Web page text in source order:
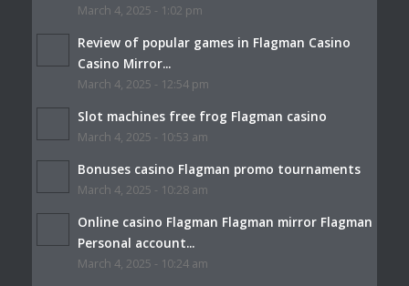
March 4, 2025 - 1:02 pm
Review of popular games in Flagman Casino
Casino Mirror...
March 4, 2025 - 12:54 pm
Slot machines free frog Flagman casino
March 4, 2025 - 10:53 am
Bonuses casino Flagman promo tournaments
March 4, 2025 - 10:28 am
Online casino Flagman Flagman mirror Flagman
Personal account...
March 4, 2025 - 10:24 am